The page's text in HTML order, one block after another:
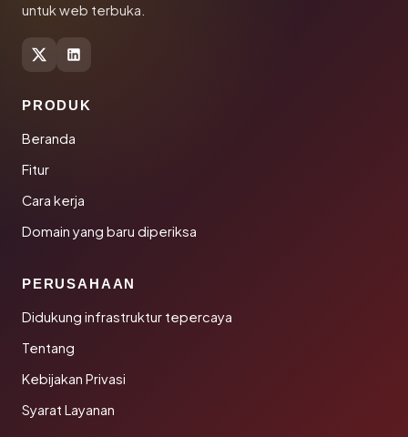
untuk web terbuka.
PRODUK
Beranda
Fitur
Cara kerja
Domain yang baru diperiksa
PERUSAHAAN
Didukung infrastruktur tepercaya
Tentang
Kebijakan Privasi
Syarat Layanan